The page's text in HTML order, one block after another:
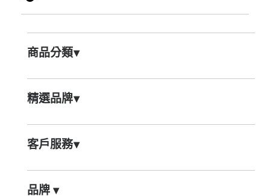
商品分類▾
精選品牌▾
客戶服務▾
品牌▾